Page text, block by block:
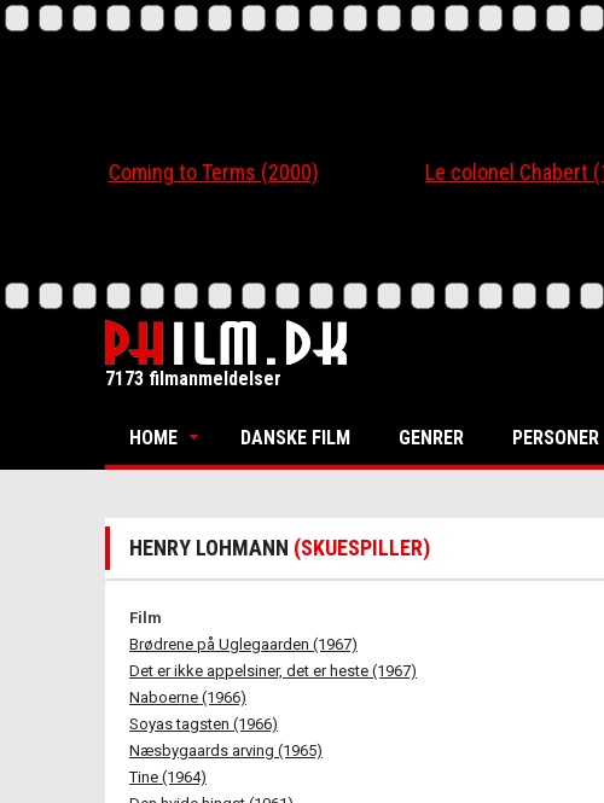
Coming to Terms (2000) Le colonel Chabert (1994)
7173 filmanmeldelser
HOME DANSKE FILM GENRER PERSONER
HENRY LOHMANN (SKUESPILLER)
Film
Brødrene på Uglegaarden (1967)
Det er ikke appelsiner, det er heste (1967)
Naboerne (1966)
Soyas tagsten (1966)
Næsbygaards arving (1965)
Tine (1964)